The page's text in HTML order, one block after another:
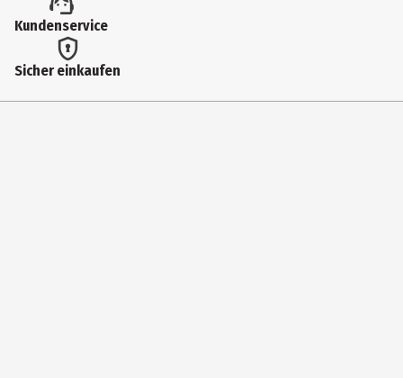
Kundenservice
Sicher einkaufen